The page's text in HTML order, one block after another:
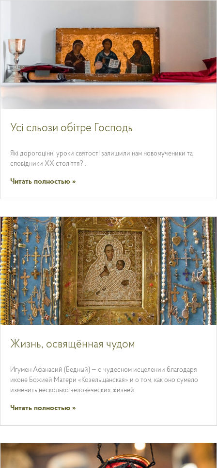
Усі сльози обітре Господь
Які дорогоцінні уроки святості залишили нам новомученики та
сповідники ХХ століття?..
Читать полностью »
Жизнь, освящённая чудом
Игумен Афанасий (Бедный) — о чудесном исцелении благодаря
иконе Божией Матери «Козельщанская» и о том, как оно сумело
изменить несколько человеческих жизней.
Читать полностью »